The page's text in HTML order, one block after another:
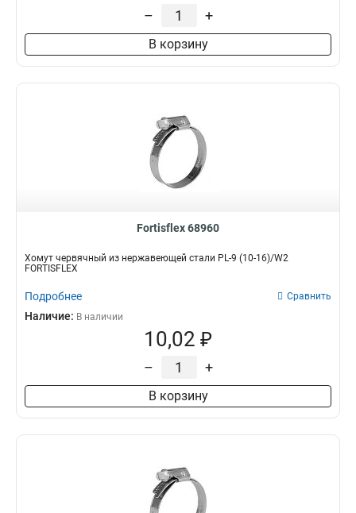
– +
В корзину
Fortisflex 68960
Хомут червячный из нержавеющей стали PL-9 (10-16)/W2
FORTISFLEX
Подробнее Сравнить
Наличие: В наличии
10,02 ₽
– +
В корзину